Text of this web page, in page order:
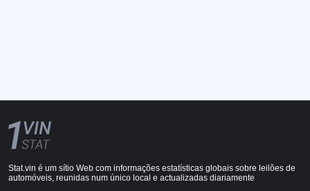
Stat.vin é um sítio Web com informações estatísticas globais sobre leilões de
automóveis, reunidas num único local e actualizadas diariamente